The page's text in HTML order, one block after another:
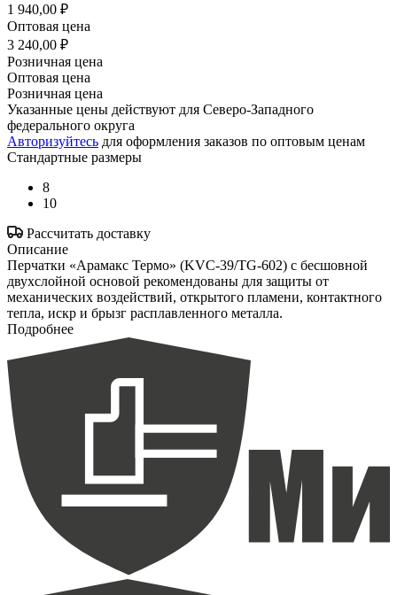
1 940,00 ₽
Оптовая цена
3 240,00 ₽
Розничная цена
Оптовая цена
Розничная цена
Указанные цены действуют для Северо-Западного
федерального округа
Авторизуйтесь для оформления заказов по оптовым ценам
Стандартные размеры
8
10
Рассчитать доставку
Описание
Перчатки «Арамакс Термо» (KVC-39/TG-602) с бесшовной
двухслойной основой рекомендованы для защиты от
механических воздействий, открытого пламени, контактного
тепла, искр и брызг расплавленного металла.
Подробнее